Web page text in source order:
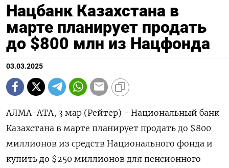
Нацбанк Казахстана в
марте планирует продать
до $800 млн из Нацфонда
03.03.2025
АЛМА-АТА, 3 мар (Рейтер) - Национальный банк
Казахстана в марте планирует продать до $800
миллионов из средств Национального фонда и
купить до $250 миллионов для пенсионного